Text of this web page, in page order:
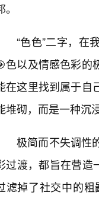
“色色”二字，在
色以及情感色彩的
在这里找到属于自
堆砌，而是一种沉
极简而不失调性
过渡，都旨在营造
滤掉了社交中的